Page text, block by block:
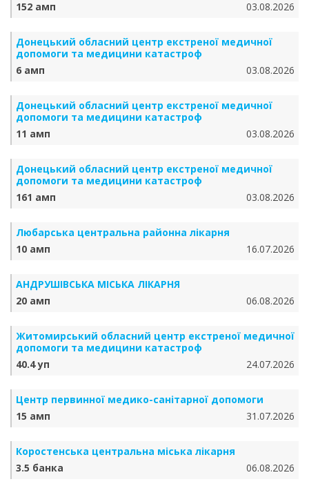
152 амп 03.08.2026
Донецький обласний центр екстреної медичної
допомоги та медицини катастроф
6 амп
03.08.2026
Донецький обласний центр екстреної медичної
допомоги та медицини катастроф
11 амп
03.08.2026
Донецький обласний центр екстреної медичної
допомоги та медицини катастроф
161 амп
03.08.2026
Любарська центральна районна лікарня
10 амп
16.07.2026
АНДРУШІВСЬКА МІСЬКА ЛІКАРНЯ
20 амп
06.08.2026
Житомирський обласний центр екстреної медичної
допомоги та медицини катастроф
40.4 уп
24.07.2026
Центр первинної медико-санітарної допомоги
15 амп
31.07.2026
Коростенська центральна міська лікарня
3.5 банка
06.08.2026